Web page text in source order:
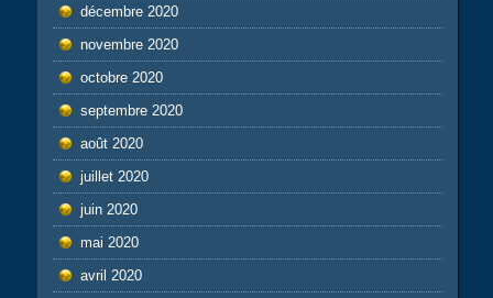
décembre 2020
novembre 2020
octobre 2020
septembre 2020
août 2020
juillet 2020
juin 2020
mai 2020
avril 2020